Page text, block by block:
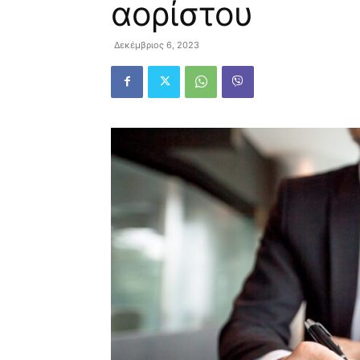
αορίστου
Δεκέμβριος 6, 2023